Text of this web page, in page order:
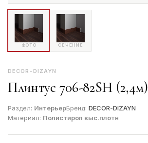
ФОТО СЕЧЕНИЕ
DECOR-DIZAYN
Плинтус 706-82SH (2,4м)
Раздел: ИнтерьерБренд: DECOR-DIZAYN
Материал: Полистирол выс.плотн